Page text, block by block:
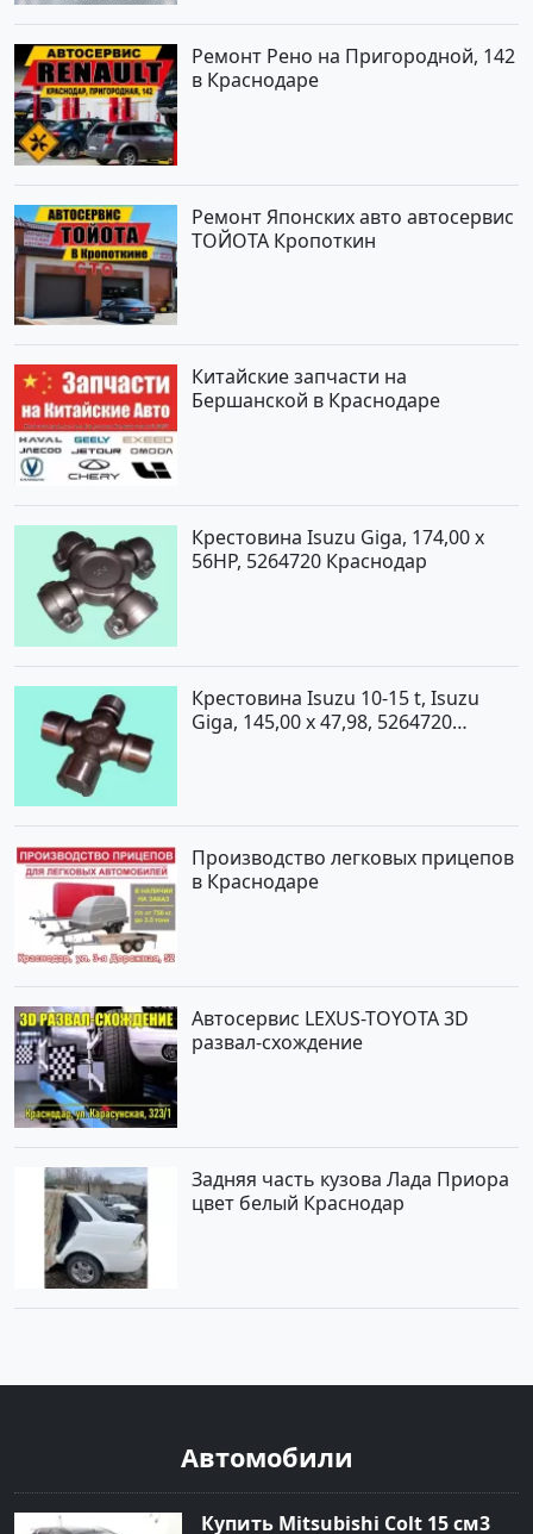
Ремонт Рено на Пригородной, 142
в Краснодаре
Ремонт Японских авто автосервис
ТОЙОТА Кропоткин
Китайские запчасти на
Бершанской в Краснодаре
Крестовина Isuzu Giga, 174,00 x
56HP, 5264720 Краснодар
Крестовина Isuzu 10-15 t, Isuzu
Giga, 145,00 x 47,98, 5264720
Производство легковых прицепов
в Краснодаре
Автосервис LEXUS-TOYOTA 3D
развал-схождение
Задняя часть кузова Лада Приора
цвет белый Краснодар
Автомобили
Купить Mitsubishi Colt 15 см3